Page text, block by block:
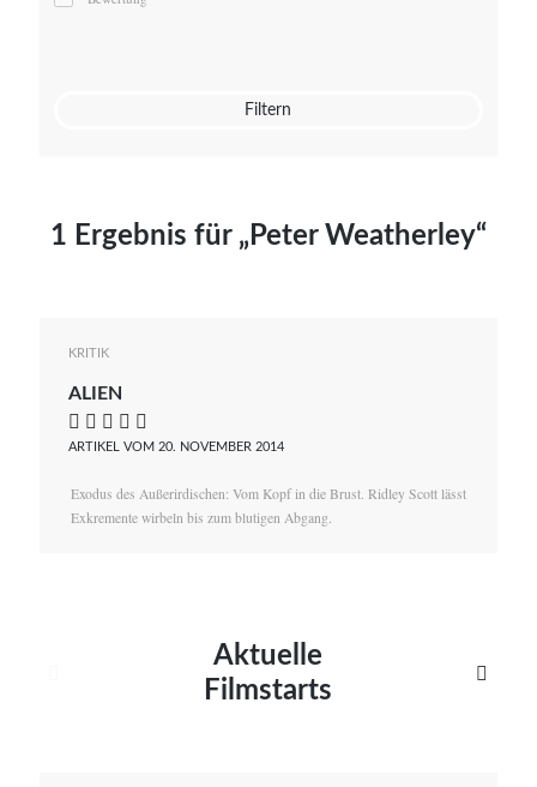
Mato von Vogelstein
Filtern
1 Ergebnis für „Peter Weatherley“
KRITIK
ALIEN
    
ARTIKEL VOM 20. NOVEMBER 2014
Exodus des Außerirdischen: Vom Kopf in die Brust. Ridley Scott lässt
Exkremente wirbeln bis zum blutigen Abgang.
Aktuelle
Filmstarts
